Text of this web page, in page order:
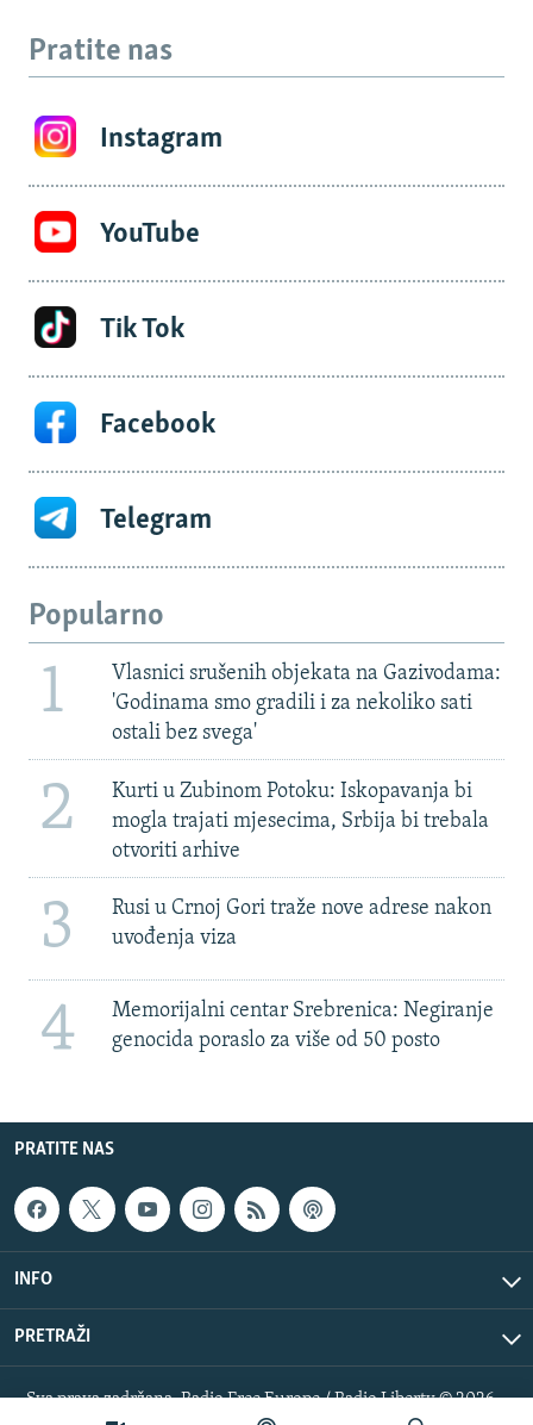
Pratite nas
Instagram
YouTube
Tik Tok
Facebook
Telegram
Popularno
1
Vlasnici srušenih objekata na Gazivodama:
'Godinama smo gradili i za nekoliko sati
ostali bez svega'
2
Kurti u Zubinom Potoku: Iskopavanja bi
mogla trajati mjesecima, Srbija bi trebala
otvoriti arhive
3
Rusi u Crnoj Gori traže nove adrese nakon
uvođenja viza
4
Memorijalni centar Srebrenica: Negiranje
genocida poraslo za više od 50 posto
PRATITE NAS
INFO
PRETRAŽI
Sva prava zadržana. Radio Free Europe / Radio Liberty © 2026